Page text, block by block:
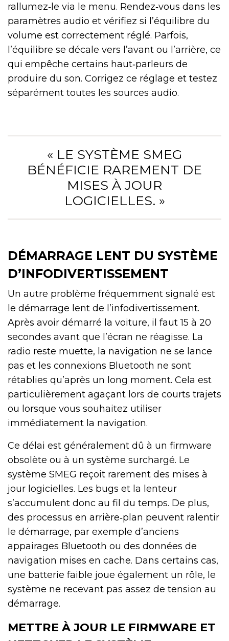
rallumez‑le via le menu. Rendez‑vous dans les
paramètres audio et vérifiez si l’équilibre du
volume est correctement réglé. Parfois,
l’équilibre se décale vers l’avant ou l’arrière, ce
qui empêche certains haut‑parleurs de
produire du son. Corrigez ce réglage et testez
séparément toutes les sources audio.
« LE SYSTÈME SMEG
BÉNÉFICIE RAREMENT DE
MISES À JOUR
LOGICIELLES. »
DÉMARRAGE LENT DU SYSTÈME
D’INFODIVERTISSEMENT
Un autre problème fréquemment signalé est
le démarrage lent de l’infodivertissement.
Après avoir démarré la voiture, il faut 15 à 20
secondes avant que l’écran ne réagisse. La
radio reste muette, la navigation ne se lance
pas et les connexions Bluetooth ne sont
rétablies qu’après un long moment. Cela est
particulièrement agaçant lors de courts trajets
ou lorsque vous souhaitez utiliser
immédiatement la navigation.
Ce délai est généralement dû à un firmware
obsolète ou à un système surchargé. Le
système SMEG reçoit rarement des mises à
jour logicielles. Les bugs et la lenteur
s’accumulent donc au fil du temps. De plus,
des processus en arrière‑plan peuvent ralentir
le démarrage, par exemple d’anciens
appairages Bluetooth ou des données de
navigation mises en cache. Dans certains cas,
une batterie faible joue également un rôle, le
système ne recevant pas assez de tension au
démarrage.
METTRE À JOUR LE FIRMWARE ET